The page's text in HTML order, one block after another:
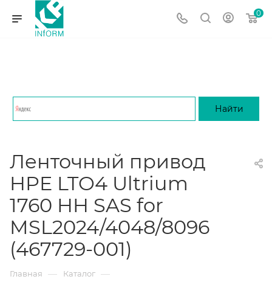
0
Ленточный привод
HPE LTO4 Ultrium
1760 HH SAS for
MSL2024/4048/8096
(467729-001)
Главная — Каталог —